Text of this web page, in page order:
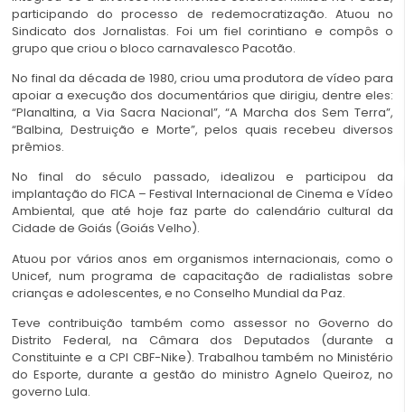
participando do processo de redemocratização. Atuou no
Sindicato dos Jornalistas. Foi um fiel corintiano e compôs o
grupo que criou o bloco carnavalesco Pacotão.
No final da década de 1980, criou uma produtora de vídeo para
apoiar a execução dos documentários que dirigiu, dentre eles:
“Planaltina, a Via Sacra Nacional”, “A Marcha dos Sem Terra”,
“Balbina, Destruição e Morte”, pelos quais recebeu diversos
prêmios.
No final do século passado, idealizou e participou da
implantação do FICA – Festival Internacional de Cinema e Vídeo
Ambiental, que até hoje faz parte do calendário cultural da
Cidade de Goiás (Goiás Velho).
Atuou por vários anos em organismos internacionais, como o
Unicef, num programa de capacitação de radialistas sobre
crianças e adolescentes, e no Conselho Mundial da Paz.
Teve contribuição também como assessor no Governo do
Distrito Federal, na Câmara dos Deputados (durante a
Constituinte e a CPI CBF-Nike). Trabalhou também no Ministério
do Esporte, durante a gestão do ministro Agnelo Queiroz, no
governo Lula.